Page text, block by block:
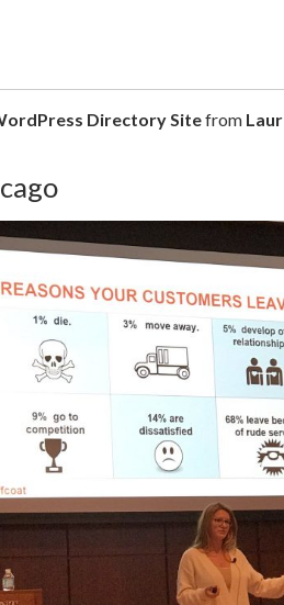
Directory Sitefrom